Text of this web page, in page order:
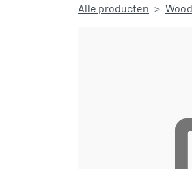
Alle producten